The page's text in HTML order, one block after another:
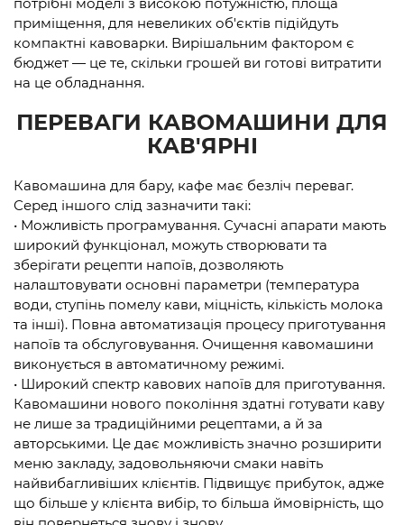
приміщення, для невеликих об'єктів підійдуть
компактні кавоварки. Вирішальним фактором є
бюджет — це те, скільки грошей ви готові витратити
на це обладнання.
ПЕРЕВАГИ КАВОМАШИНИ ДЛЯ
КАВ'ЯРНІ
Кавомашина для бару, кафе має безліч переваг.
Серед іншого слід зазначити такі:
• Можливість програмування. Сучасні апарати мають
широкий функціонал, можуть створювати та
зберігати рецепти напоїв, дозволяють
налаштовувати основні параметри (температура
води, ступінь помелу кави, міцність, кількість молока
та інші). Повна автоматизація процесу приготування
напоїв та обслуговування. Очищення кавомашини
виконується в автоматичному режимі.
• Широкий спектр кавових напоїв для приготування.
Кавомашини нового покоління здатні готувати каву
не лише за традиційними рецептами, а й за
авторськими. Це дає можливість значно розширити
меню закладу, задовольняючи смаки навіть
найвибагливіших клієнтів. Підвищує прибуток, адже
що більше у клієнта вибір, то більша ймовірність, що